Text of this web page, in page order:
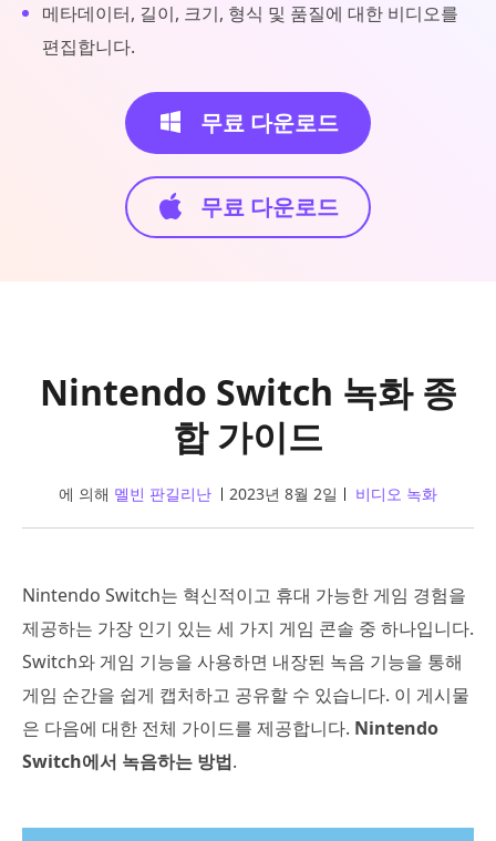
메타데이터, 길이, 크기, 형식 및 품질에 대한 비디오를
편집합니다.
무료 다운로드
무료 다운로드
Nintendo Switch 녹화 종
합 가이드
에 의해 멜빈 판길리난 2023년 8월 2일 비디오 녹화
Nintendo Switch는 혁신적이고 휴대 가능한 게임 경험을
제공하는 가장 인기 있는 세 가지 게임 콘솔 중 하나입니다.
Switch와 게임 기능을 사용하면 내장된 녹음 기능을 통해
게임 순간을 쉽게 캡처하고 공유할 수 있습니다. 이 게시물
은 다음에 대한 전체 가이드를 제공합니다. Nintendo
Switch에서 녹음하는 방법.